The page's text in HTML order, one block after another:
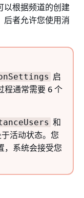
以根据频道的创建
后者允许您使用消
启
程通常需要 6 个
和
活动状态。您
，系统会接受您